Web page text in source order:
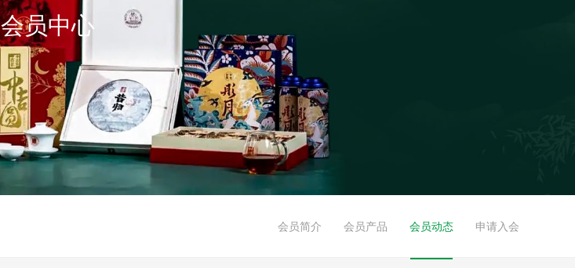
会员中心
会员简介 会员产品 会员动态 申请入会